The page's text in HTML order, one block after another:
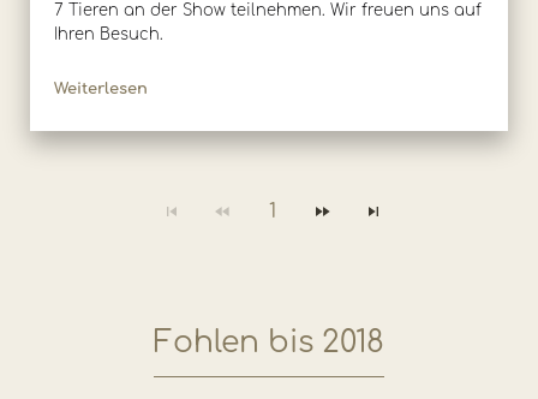
7 Tieren an der Show teilnehmen. Wir freuen uns auf
Ihren Besuch.
Weiterlesen
1
Fohlen bis 2018